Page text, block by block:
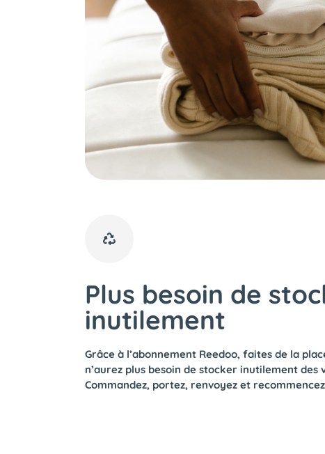
Plus besoin de
inutilement
Grâce à l’abonnement Reedoo, faites de la
n’aurez plus besoin de stocker inutilement
Commandez, portez, renvoyez et